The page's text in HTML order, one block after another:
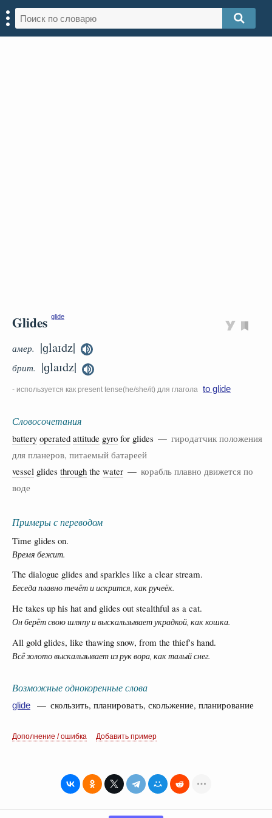
Glides glide
амер. |ɡlaɪdz|
брит. |ɡlaɪdz|
- используется как present tense(he/she/it) для глагола to glide
Словосочетания
battery operated attitude gyro for glides — гиродатчик положения
для планеров, питаемый батареей
vessel glides through the water — корабль плавно движется по
воде
Примеры с переводом
Time glides on.
Время бежит.
The dialogue glides and sparkles like a clear stream.
Беседа плавно течёт и искрится, как ручеёк.
He takes up his hat and glides out stealthful as a cat.
Он берёт свою шляпу и выскальзывает украдкой, как кошка.
All gold glides, like thawing snow, from the thief's hand.
Всё золото выскальзывает из рук вора, как талый снег.
Возможные однокоренные слова
glide — скользить, планировать, скольжение, планирование
Дополнение / ошибка Добавить пример